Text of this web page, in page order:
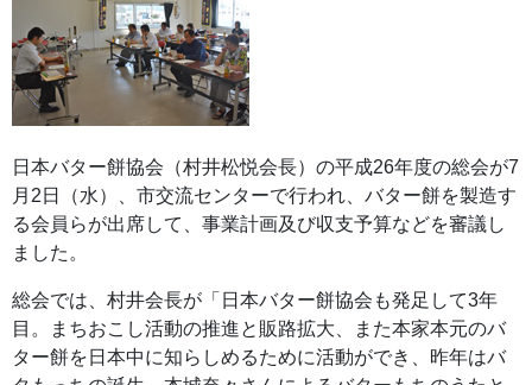
日本バター餅協会（村井松悦会長）の平成26年度の総会が7
月2日（水）、市交流センターで行われ、バター餅を製造す
る会員らが出席して、事業計画及び収支予算などを審議し
ました。
総会では、村井会長が「日本バター餅協会も発足して3年
目。まちおこし活動の推進と販路拡大、また本家本元のバ
ター餅を日本中に知らしめるために活動ができ、昨年はバ